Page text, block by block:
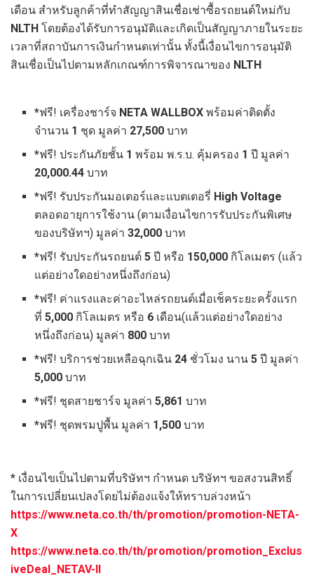
เดือน สำหรับลูกค้าที่ทำสัญญาสินเชื่อเช่าซื้อรถยนต์ใหม่กับ
NLTH โดยต้องได้รับการอนุมัติและเกิดเป็นสัญญาภายในระยะ
เวลาที่สถาบันการเงินกำหนดเท่านั้น ทั้งนี้เงื่อนไขการอนุมัติ
สินเชื่อเป็นไปตามหลักเกณฑ์การพิจารณาของ NLTH
*ฟรี! เครื่องชาร์จ NETA WALLBOXพร้อมค่าติดตั้ง
จำนวน 1 ชุด มูลค่า 27,500 บาท
*ฟรี! ประกันภัยชั้น 1 พร้อม พ.ร.บ. คุ้มครอง 1 ปี มูลค่า
20,000.44 บาท
*ฟรี! รับประกันมอเตอร์และแบตเตอรี่ High Voltage
ตลอดอายุการใช้งาน (ตามเงื่อนไขการรับประกันพิเศษ
ของบริษัทฯ) มูลค่า32,000 บาท
*ฟรี! รับประกันรถยนต์5 ปี หรือ 150,000 กิโลเมตร (แล้ว
แต่อย่างใดอย่างหนึ่งถึงก่อน)
*ฟรี! ค่าแรงและค่าอะไหล่รถยนต์เมื่อเช็คระยะครั้งแรก
ที่5,000 กิโลเมตร หรือ 6 เดือน(แล้วแต่อย่างใดอย่าง
หนึ่งถึงก่อน) มูลค่า 800 บาท
*ฟรี! บริการช่วยเหลือฉุกเฉิน 24 ชั่วโมง นาน5 ปี มูลค่า
5,000 บาท
*ฟรี! ชุดสายชาร์จ มูลค่า5,861บาท
*ฟรี! ชุดพรมปูพื้น มูลค่า 1,500บาท
* เงื่อนไขเป็นไปตามที่บริษัทฯ กำหนด บริษัทฯ ขอสงวนสิทธิ์
ในการเปลี่ยนเปลงโดยไม่ต้องแจ้งให้ทราบล่วงหน้า
https://www.neta.co.th/th/promotion/promotion-NETA-
X
https://www.neta.co.th/th/promotion/promotion_Exclus
iveDeal_NETAV-ll